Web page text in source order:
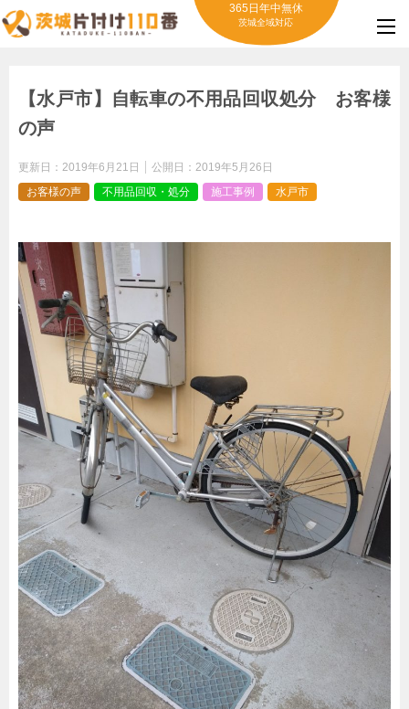
365日年中無休
茨城全域対応
【水戸市】自転車の不用品回収処分 お客様
の声
更新日： 2019年6月21日 公開日： 2019年5月26日
お客様の声
不用品回収・処分 施工事例 水戸市